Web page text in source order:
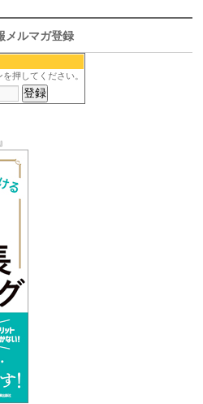
メルマガ登録
押してください。